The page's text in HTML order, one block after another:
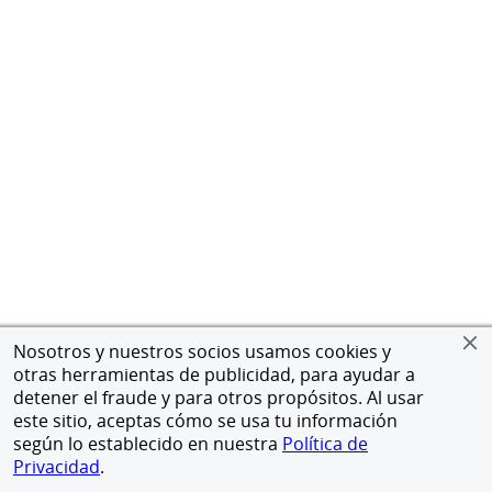
Nosotros y nuestros socios usamos cookies y
otras herramientas de publicidad, para ayudar a
detener el fraude y para otros propósitos. Al usar
este sitio, aceptas cómo se usa tu información
según lo establecido en nuestra Política de
Privacidad.